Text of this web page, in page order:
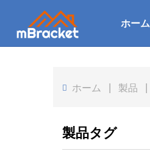
ホーム
ホーム | 製品 |
製品タグ